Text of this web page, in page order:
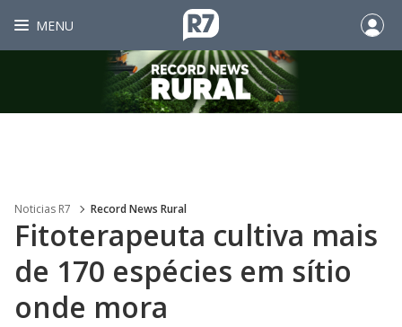
MENU
Noticias R7 Record News Rural
Fitoterapeuta cultiva mais
de 170 espécies em sítio
onde mora